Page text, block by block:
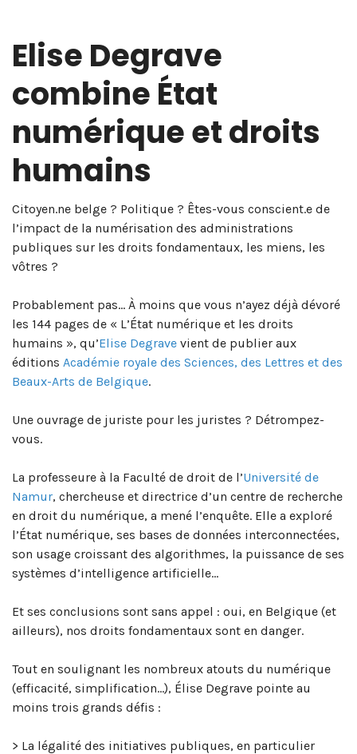
Elise Degrave
combine État
numérique et droits
humains
Citoyen.ne belge ? Politique ? Êtes-vous conscient.e de
l’impact de la numérisation des administrations
publiques sur les droits fondamentaux, les miens, les
vôtres ?
Probablement pas… À moins que vous n’ayez déjà dévoré
les 144 pages de « L’État numérique et les droits
humains », qu’Elise Degrave vient de publier aux
éditions Académie royale des Sciences, des Lettres et des
Beaux-Arts de Belgique.
Une ouvrage de juriste pour les juristes ? Détrompez-
vous.
La professeure à la Faculté de droit de l’Université de
Namur, chercheuse et directrice d’un centre de recherche
en droit du numérique, a mené l’enquête. Elle a exploré
l’État numérique, ses bases de données interconnectées,
son usage croissant des algorithmes, la puissance de ses
systèmes d’intelligence artificielle…
Et ses conclusions sont sans appel : oui, en Belgique (et
ailleurs), nos droits fondamentaux sont en danger.
Tout en soulignant les nombreux atouts du numérique
(efficacité, simplification…), Élise Degrave pointe au
moins trois grands défis :
> La légalité des initiatives publiques, en particulier